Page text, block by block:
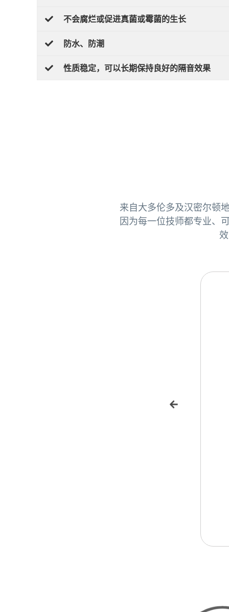
不会腐烂或促进真菌或霉菌的生长
防水、防潮
性质稳定，可以长期保持良好的隔音效果
来自大多伦多及汉密尔顿
因为每一位技师都专业、